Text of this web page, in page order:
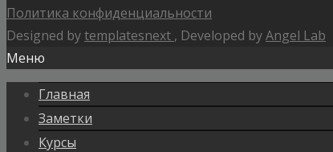
Политика конфиденциальности
Designed bytemplatesnext , Developed byAngel Lab
Меню
Главная
Заметки
Курсы